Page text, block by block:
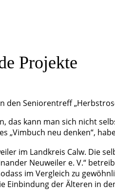
Projekte
den Seniorentreff
das kann man sich nicht
„Vimbuch neu denken“,
im Landkreis Calw. Die
Neuweiler e. V.“
im Vergleich zu
Einbindung der Älteren in